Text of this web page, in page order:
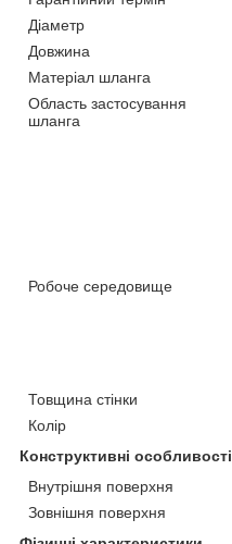
Діаметр
Довжина
Матеріал шланга
Область застосування
шланга
Робоче середовище
Товщина стінки
Колір
Конструктивні особливості
Внутрішня поверхня
Зовнішня поверхня